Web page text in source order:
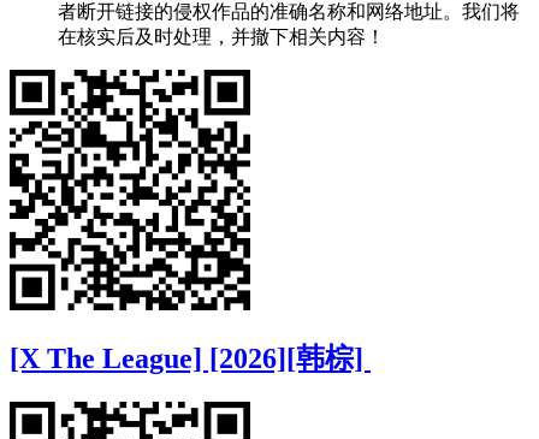
者断开链接的侵权作品的准确名称和网络地址。我们将
在核实后及时处理，并撤下相关内容！
[X The League] [2026][韩棕]